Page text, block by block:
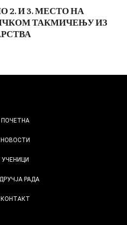
2. И 3. МЕСТО НА
ТАКМИЧЕЊУ ИЗ
ПОЧЕТНА
НОВОСТИ
УЧЕНИЦИ
РАДА
КОНТАКТ